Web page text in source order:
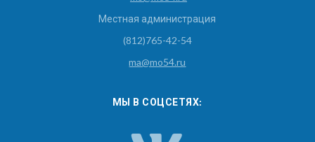
Местная администрация
(812)765-42-54
ma@mo54.ru
МЫ В СОЦСЕТЯХ: